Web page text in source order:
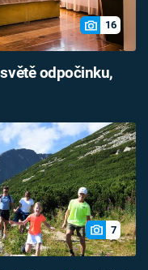
16
odpočinku,
7